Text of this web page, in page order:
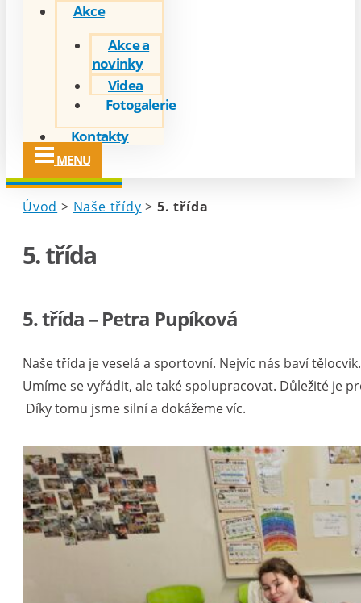
Akce
Akce a
novinky
Videa
Fotogalerie
Kontakty
MENU
Úvod > Naše třídy >5. třída
5. třída
5. třída – Petra Pupíková
Naše třída je veselá a sportovní. Nejvíc nás baví
Umíme se vyřádit, ale také spolupracovat. Důležité je
Díky tomu jsme silní a dokážeme víc.